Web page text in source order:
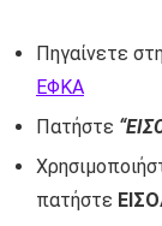
Πηγαίνετε
ΕΦΚΑ
Πατήστε
πατήστε